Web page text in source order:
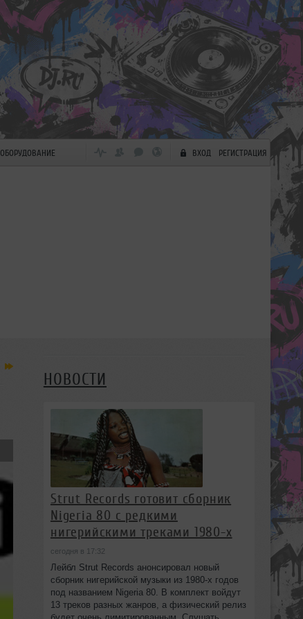
ОБОРУДОВАНИЕ ВХОД РЕГИСТРАЦИЯ
НОВОСТИ
Strut Records готовит сборник
Nigeria 80 с редкими
нигерийскими треками 1980-х
сегодня в 17:32
Лейбл Strut Records анонсировал новый
сборник нигерийской музыки из 1980-х годов
под названием Nigeria 80. В комплект войдут
13 треков разных жанров, а физический релиз